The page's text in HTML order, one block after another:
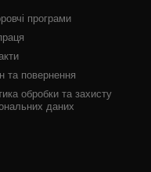
програми
та повернення
обробки та захисту
даних